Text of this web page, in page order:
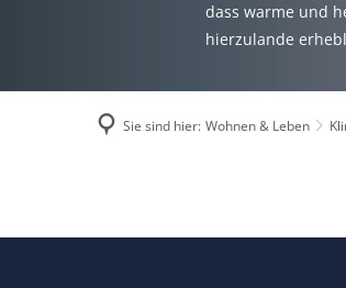
dass warme und
hierzulande
Sie sind hier: Wohnen & Leben